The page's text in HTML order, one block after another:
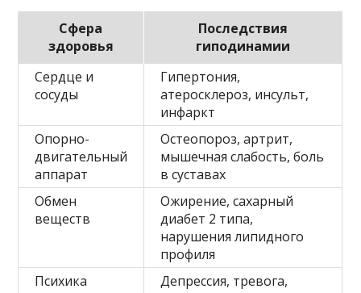
Сфера
здоровья
Последствия
гиподинамии
Сердце и
сосуды
Гипертония,
атеросклероз, инсульт,
инфаркт
Опорно-
двигательный
аппарат
Остеопороз, артрит,
мышечная слабость, боль
в суставах
Обмен
веществ
Ожирение, сахарный
диабет 2 типа,
нарушения липидного
профиля
Психика
Депрессия, тревога,